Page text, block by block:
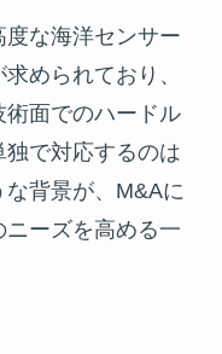
な海洋センサー
められており、
面でのハードル
で対応するのは
背景が、M&Aに
ーズを高める一